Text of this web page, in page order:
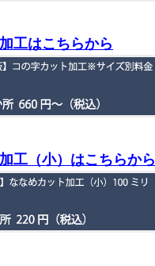
工はこちらから
工（小）はこちらから